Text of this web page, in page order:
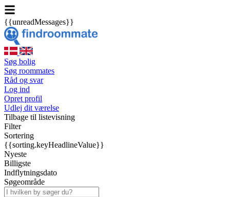
{{unreadMessages}}
Søg bolig
Søg roommates
Råd og svar
Log ind
Opret profil
Udlej dit værelse
Tilbage til listevisning
Filter
Sortering
{{sorting.keyHeadlineValue}}
Nyeste
Billigste
Indflytningsdato
Søgeområde